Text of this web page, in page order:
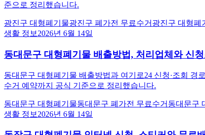
준으로 정리했습니다.
광진구 대형폐기물광진구 폐가전 무료수거 광진구 대형폐
생활 정보 2026년 6월 14일
동대문구 대형폐기물 배출방법, 처리업체와 신청
동대문구 대형폐기물 배출방법과 여기로24 신청·조회
수거 예약까지 공식 기준으로 정리했습니다.
동대문구 대형폐기물동대문구 폐가전 무료수거 동대문구
생활 정보 2026년 6월 14일